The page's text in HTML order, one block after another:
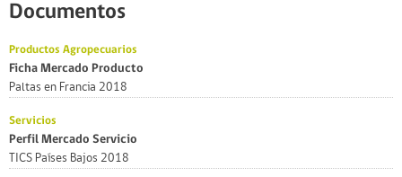
Documentos
Productos Agropecuarios
Ficha Mercado Producto
Paltas en Francia 2018
Servicios
Perfil Mercado Servicio
TICS Países Bajos 2018